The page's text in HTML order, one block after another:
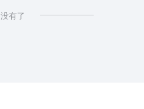
没有了